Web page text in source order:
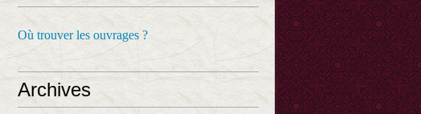
Où trouver les ouvrages ?
Archives